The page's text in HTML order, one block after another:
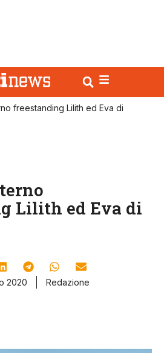
freestanding Lilith ed Eva di
Lilith ed Eva di
2020
Redazione